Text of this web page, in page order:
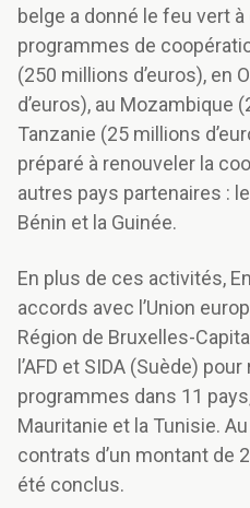
belge a donné le feu vert
programmes de
(250 millions d’euros), en
d’euros), au Mozambique
Tanzanie (25 millions
préparé à renouveler la
autres pays partenaires :
Bénin et la Guinée.
En plus de ces activités,
accords avec l’Union
Région de Bruxelles-
l’AFD et SIDA (Suède)
programmes dans 11
Mauritanie et la Tunisie.
contrats d’un montant de
été conclus.